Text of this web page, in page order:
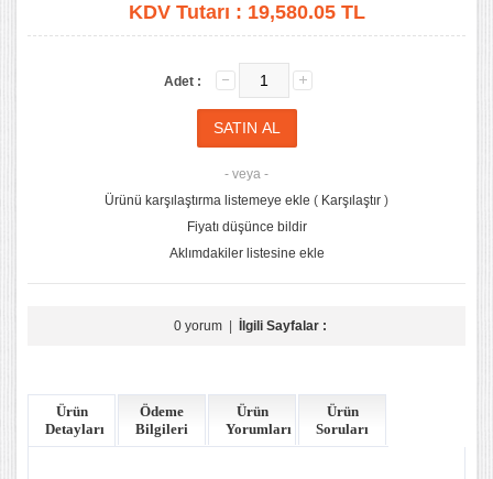
KDV Tutarı : 19,580.05 TL
Adet :
- veya -
Ürünü karşılaştırma listemeye ekle ( Karşılaştır )
Fiyatı düşünce bildir
Aklımdakiler listesine ekle
0 yorum| İlgili Sayfalar :
Ürün
Detayları
Ödeme
Bilgileri
Ürün
Yorumları
Ürün
Soruları